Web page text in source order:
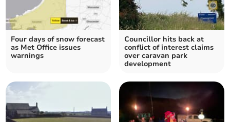
Four days of snow forecast
as Met Office issues
warnings
Councillor hits back at
conflict of interest claims
over caravan park
development